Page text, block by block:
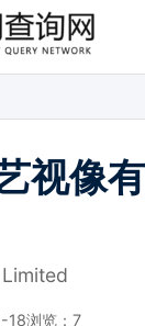
视像
18浏览： 7